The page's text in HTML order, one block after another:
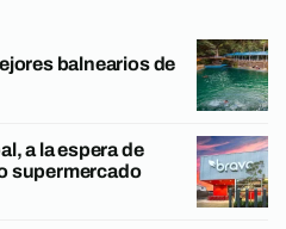
balnearios de
a la espera de
supermercado